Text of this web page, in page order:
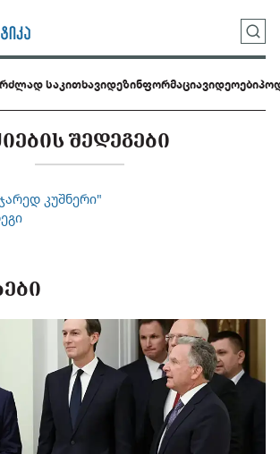
საკითხავიდეზინფორმაციავიდეოები
ᲨᲔᲓᲔᲒᲔᲑᲘ
კუშნერი"